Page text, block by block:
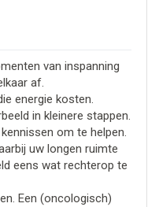
van inspanning
af.
energie kosten.
in kleinere stappen.
om te helpen.
uw longen ruimte
eens wat rechterop te
Een (oncologisch)